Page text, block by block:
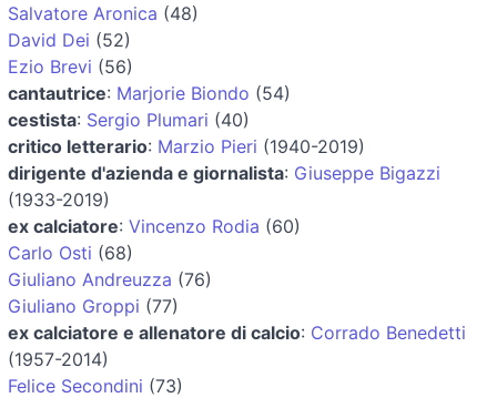
Salvatore Aronica (48)
David Dei (52)
Ezio Brevi (56)
cantautrice: Marjorie Biondo (54)
cestista: Sergio Plumari (40)
critico letterario: Marzio Pieri (1940-2019)
dirigente d'azienda e giornalista: Giuseppe Bigazzi
(1933-2019)
ex calciatore: Vincenzo Rodia (60)
Carlo Osti (68)
Giuliano Andreuzza (76)
Giuliano Groppi (77)
ex calciatore e allenatore di calcio: Corrado Benedetti
(1957-2014)
Felice Secondini (73)